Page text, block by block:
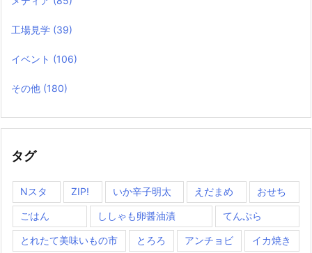
工場見学 (39)
イベント (106)
その他 (180)
タグ
Nスタ ZIP! いか辛子明太 えだまめ おせち
ごはん ししゃも卵醤油漬 てんぷら
とれたて美味いもの市 とろろ アンチョビ イカ焼き